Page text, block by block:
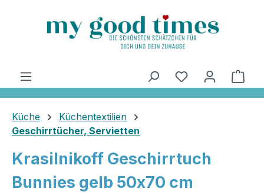
Küche
Küchentextilien
Geschirrtücher, Servietten
Krasilnikoff Geschirrtuch
Bunnies gelb 50x70 cm